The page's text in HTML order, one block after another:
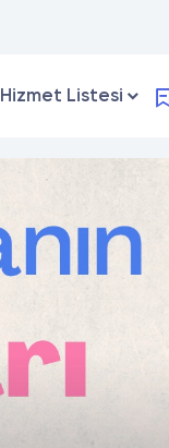
Hizmet Listesi